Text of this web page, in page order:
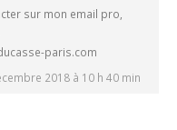
sur mon email pro,
paris.com
2018 à 10 h 40 min